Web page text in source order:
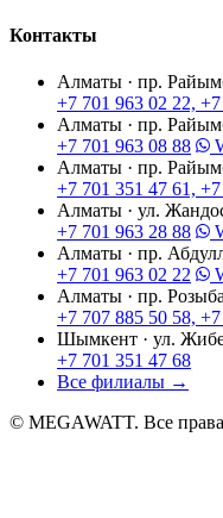
Контакты
Алматы · пр.
+7 701 963 02 22,
Алматы · пр.
+7 701 963 08 88
Алматы · пр.
+7 701 351 47 61,
Алматы · ул.
+7 701 963 28 88
Алматы · пр.
+7 701 963 02 22
Алматы · пр.
+7 707 885 50 58,
Шымкент · ул.
+7 701 351 47 68
Все филиалы →
© MEGAWATT. Все